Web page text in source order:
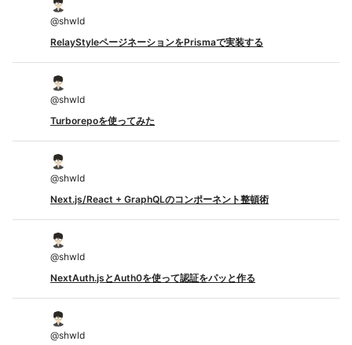
@shwld
RelayStyleページネーションをPrismaで実装する
@shwld
Turborepoを使ってみた
@shwld
Next.js/React + GraphQLのコンポーネント整頓術
@shwld
NextAuth.jsとAuth0を使って認証をパッと作る
@shwld